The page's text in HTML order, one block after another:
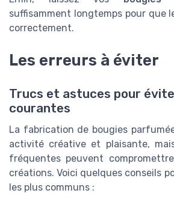
suffisamment longtemps pour que
correctement.
Les erreurs à éviter
Trucs et astuces pour
courantes
La fabrication de bougies
activité créative et plaisante,
fréquentes peuvent
créations. Voici quelques conseils
les plus communs :